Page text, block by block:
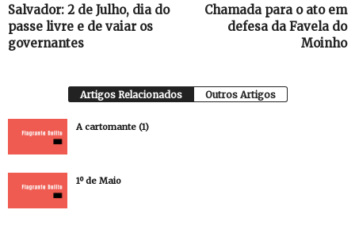
Salvador: 2 de Julho, dia do
passe livre e de vaiar os
governantes
Chamada para o ato em
defesa da Favela do
Moinho
Artigos Relacionados Outros Artigos
A cartomante (1)
1º de Maio